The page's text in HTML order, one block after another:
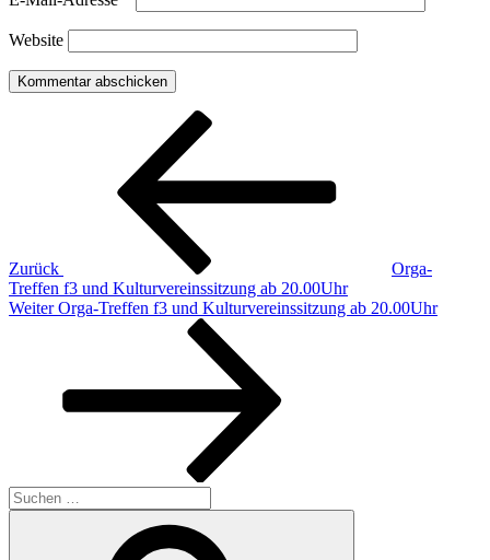
Website
Beitragsnavigation
Zurück
Orga-
Treffen f3 und Kulturvereinssitzung ab 20.00Uhr
Nächster
Weiter Orga-Treffen f3 und Kulturvereinssitzung ab 20.00Uhr
Suchen
nach: